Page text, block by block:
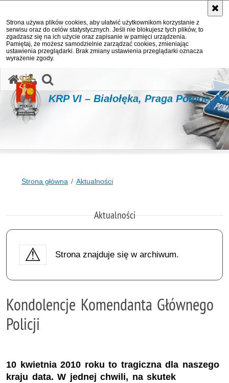
Strona używa plików cookies, aby ułatwić użytkownikom korzystanie z
serwisu oraz do celów statystycznych. Jeśli nie blokujesz tych plików, to
zgadzasz się na ich użycie oraz zapisanie w pamięci urządzenia.
Pamiętaj, że możesz samodzielnie zarządzać cookies, zmieniając
ustawienia przeglądarki. Brak zmiany ustawienia przeglądarki oznacza
wyrażenie zgody.
KRP VI – Białołęka, Praga Północ,
Strona główna Aktualności
Aktualności
Strona znajduje się w archiwum.
Kondolencje Komendanta Głównego
Policji
10 kwietnia 2010 roku to tragiczna dla naszego
kraju data. W jednej chwili, na skutek